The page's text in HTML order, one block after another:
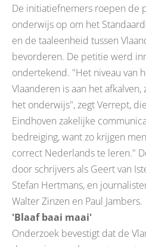
De initiatiefnemers roepen de
onderwijs op om het
en de taaleenheid tussen
bevorderen. De petitie werd
ondertekend. "Het niveau van
Vlaanderen is aan het
het onderwijs", zegt Verrept,
Eindhoven zakelijke
bedreiging, want zo krijgen
correct Nederlands te leren."
door schrijvers als Geert van
Stefan Hertmans, en
Walter Zinzen en Paul Jambers.
'Blaaf baai maai'
Onderzoek bevestigt dat de